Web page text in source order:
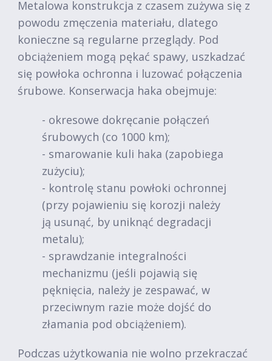
Metalowa konstrukcja z czasem zużywa się z
powodu zmęczenia materiału, dlatego
konieczne są regularne przeglądy. Pod
obciążeniem mogą pękać spawy, uszkadzać
się powłoka ochronna i luzować połączenia
śrubowe. Konserwacja haka obejmuje:
- okresowe dokręcanie połączeń
śrubowych (co 1000 km);
- smarowanie kuli haka (zapobiega
zużyciu);
- kontrolę stanu powłoki ochronnej
(przy pojawieniu się korozji należy
ją usunąć, by uniknąć degradacji
metalu);
- sprawdzanie integralności
mechanizmu (jeśli pojawią się
pęknięcia, należy je zespawać, w
przeciwnym razie może dojść do
złamania pod obciążeniem).
Podczas użytkowania nie wolno przekraczać